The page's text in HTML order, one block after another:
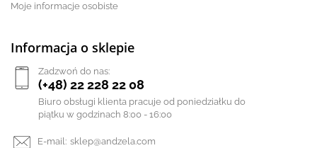
Moje informacje osobiste
Informacja o sklepie
Zadzwoń do nas:
(+48) 22 228 22 08
Biuro obsługi klienta pracuje od poniedziałku do
piątku w godzinach 8:00 - 16:00
E-mail: sklep@andzela.com